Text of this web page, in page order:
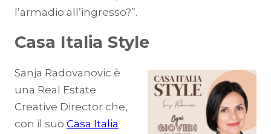
l’armadio all’ingresso?”.
Casa Italia Style
Sanja Radovanovic è
una Real Estate
Creative Director che,
con il suo Casa Italia